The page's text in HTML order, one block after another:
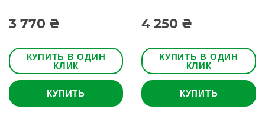
3 770 ₴
КУПИТЬ В ОДИН
КЛИК
КУПИТЬ
4 250 ₴
КУПИТЬ В ОДИН
КЛИК
КУПИТЬ